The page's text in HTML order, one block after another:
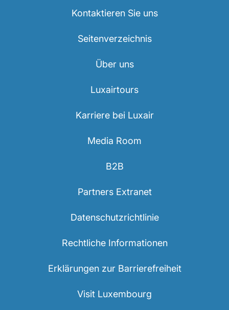
Kontaktieren Sie uns
Seitenverzeichnis
Über uns
Luxairtours
Karriere bei Luxair
Media Room
B2B
Partners Extranet
Datenschutzrichtlinie
Rechtliche Informationen
Erklärungen zur Barrierefreiheit
Visit Luxembourg